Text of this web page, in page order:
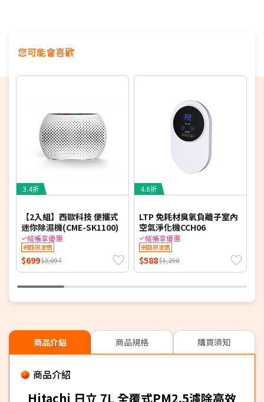
您可能會喜歡
3.4折
【2入組】西歐科技 便攜式
迷你除濕機(CME-SK1100)
結帳享優惠
網路限定價
$699$2,097
4.6折
LTP 免耗材臭氧負離子室內
空氣淨化機CCH06
結帳享優惠
網路限定價
$588$1,290
商品介紹 商品規格 購買須知
商品介紹
Hitachi 日立 7L 全覆式PM2.5濾除高效